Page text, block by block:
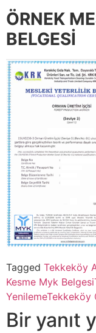
ÖRNEK
BELGESİ
Tagged Tekkeköy
Kesme Myk Belgesi
YenilemeTekkeköy
Bir yanıt